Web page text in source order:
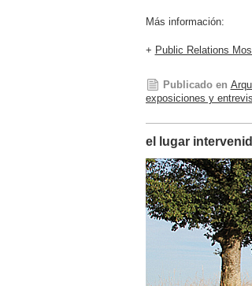
Más información:
+ Public Relations
Publicado en
exposiciones y
el lugar